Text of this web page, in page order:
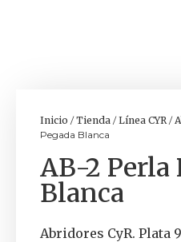
Inicio /Tienda /Línea CYR /
Pegada Blanca
AB-2 Perla
Blanca
Abridores CyR. Plata